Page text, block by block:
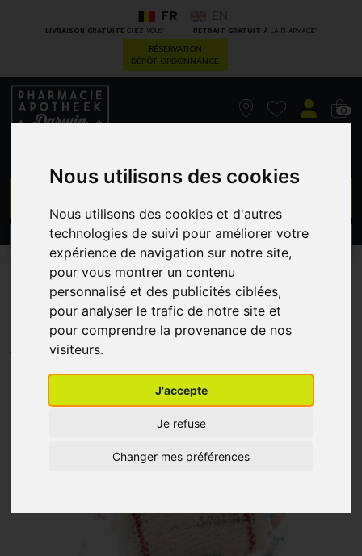
Nous utilisons des cookies
Nous utilisons des cookies et d'autres
technologies de suivi pour améliorer votre
expérience de navigation sur notre site,
pour vous montrer un contenu
personnalisé et des publicités ciblées,
pour analyser le trafic de notre site et
pour comprendre la provenance de nos
visiteurs.
J'accepte
Je refuse
Changer mes préférences
LIVRAISON GRATUITECHEZ VOUS* RETRAIT GRATUIT À LA PHARMACIE*
FR
RÉSERVATION
DÉPÔT ORDONNANCE
0
CATÉGORIES PROMOS
Bande Crepe Filet Rouge 7
I.D PHAR